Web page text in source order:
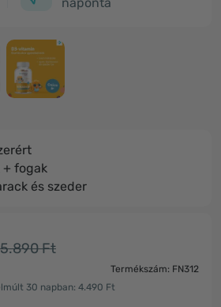
+ fogak
és szeder
5.890 Ft
Termékszám: FN312
30 napban: 4.490 Ft